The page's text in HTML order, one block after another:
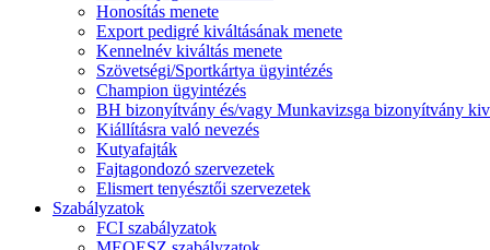
Honosítás menete
Export pedigré kiváltásának menete
Kennelnév kiváltás menete
Szövetségi/Sportkártya ügyintézés
Champion ügyintézés
BH bizonyítvány és/vagy Munkavizsga bizonyítvány
Kiállításra való nevezés
Kutyafajták
Fajtagondozó szervezetek
Elismert tenyésztői szervezetek
Szabályzatok
FCI szabályzatok